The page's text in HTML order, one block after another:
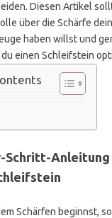
Diesen Artikel
über die Schärfe
haben willst und
einen Schleifstein
Anleitung
Schärfen beginnst,